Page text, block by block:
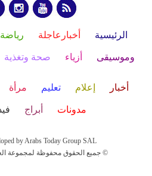
الرئيسية أخبارعاجلة رياضة
وموسيقى أزياء صحة وتغذية
أخبار إعلام تعليم مرأة
مدونات أبراج
by Arabs Today Group SAL
جميع الحقوق محفوظة لمجموعة العرب اليوم الاعلامية 2025 ©